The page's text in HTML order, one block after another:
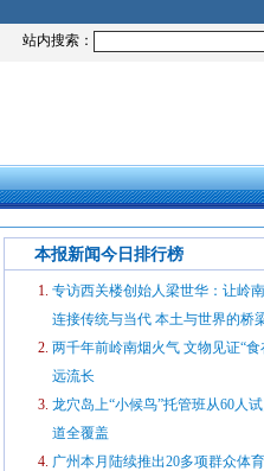
站内搜索：
本报新闻今日排行榜
专访西关楼创始人梁世华：让岭
连接传统与当代 本土与世界的桥
两千年前岭南烟火气 文物见证“食
远流长
龙穴岛上“小候鸟”托管班从60人
道全覆盖
广州本月陆续推出20多项群众体